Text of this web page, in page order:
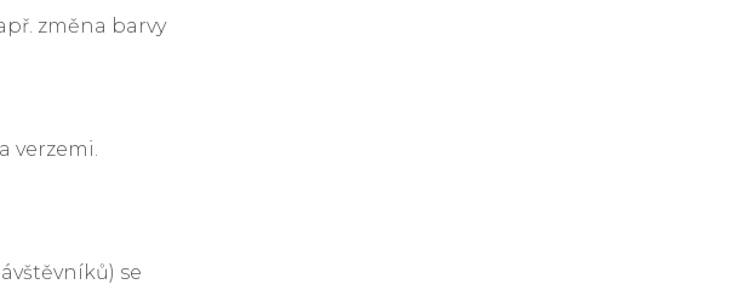
změna barvy
verzemi.
se